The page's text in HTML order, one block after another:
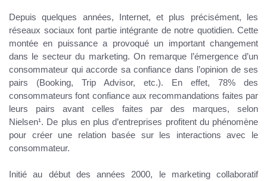
Depuis quelques années, Internet, et plus précisément, les
réseaux sociaux font partie intégrante de notre quotidien. Cette
montée en puissance a provoqué un important changement
dans le secteur du marketing. On remarque l’émergence d’un
consommateur qui accorde sa confiance dans l’opinion de ses
pairs (Booking, Trip Advisor, etc.). En effet, 78% des
consommateurs font confiance aux recommandations faites par
leurs pairs avant celles faites par des marques, selon
Nielsen¹. De plus en plus d’entreprises profitent du phénomène
pour créer une relation basée sur les interactions avec le
consommateur.
Initié au début des années 2000, le marketing collaboratif